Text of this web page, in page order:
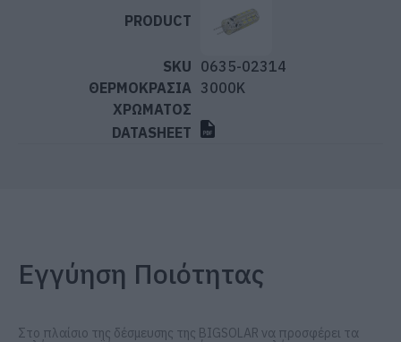
0635-02314
3000K
Εγγύηση Ποιότητας
Στο πλαίσιο της δέσμευσης της BIGSOLAR να προσφέρει τα